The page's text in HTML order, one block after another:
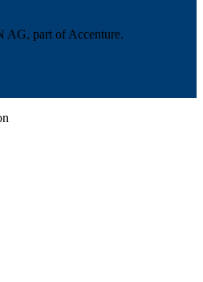
part of Accenture.